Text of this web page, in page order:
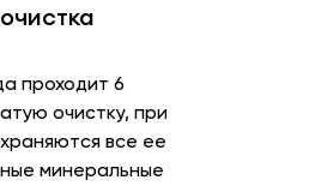
очистка
проходит 6
очистку, при
все ее
минеральные